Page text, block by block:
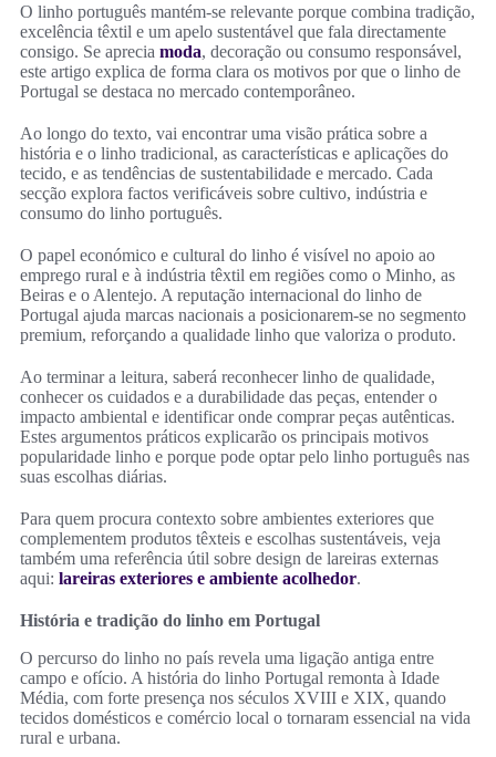
O linho português mantém-se relevante porque combina tradição,
excelência têxtil e um apelo sustentável que fala directamente
consigo. Se aprecia moda, decoração ou consumo responsável,
este artigo explica de forma clara os motivos por que o linho de
Portugal se destaca no mercado contemporâneo.
Ao longo do texto, vai encontrar uma visão prática sobre a
história e o linho tradicional, as características e aplicações do
tecido, e as tendências de sustentabilidade e mercado. Cada
secção explora factos verificáveis sobre cultivo, indústria e
consumo do linho português.
O papel económico e cultural do linho é visível no apoio ao
emprego rural e à indústria têxtil em regiões como o Minho, as
Beiras e o Alentejo. A reputação internacional do linho de
Portugal ajuda marcas nacionais a posicionarem-se no segmento
premium, reforçando a qualidade linho que valoriza o produto.
Ao terminar a leitura, saberá reconhecer linho de qualidade,
conhecer os cuidados e a durabilidade das peças, entender o
impacto ambiental e identificar onde comprar peças autênticas.
Estes argumentos práticos explicarão os principais motivos
popularidade linho e porque pode optar pelo linho português nas
suas escolhas diárias.
Para quem procura contexto sobre ambientes exteriores que
complementem produtos têxteis e escolhas sustentáveis, veja
também uma referência útil sobre design de lareiras externas
aqui: lareiras exteriores e ambiente acolhedor.
História e tradição do linho em Portugal
O percurso do linho no país revela uma ligação antiga entre
campo e ofício. A história do linho Portugal remonta à Idade
Média, com forte presença nos séculos XVIII e XIX, quando
tecidos domésticos e comércio local o tornaram essencial na vida
rural e urbana.